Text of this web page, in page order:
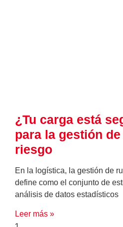
¿Tu carga está
para la gestión
riesgo
En la logística, la gestión de
define como el conjunto de
análisis de datos estadísticos
Leer más »